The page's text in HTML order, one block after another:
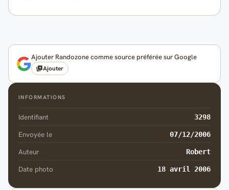
Ajouter Randozone comme source préférée sur Google
Ajouter
INFORMATIONS
Identifiant 3298
Envoyée le 07/12/2006
Auteur Robert
Date photo 18 avril 2006